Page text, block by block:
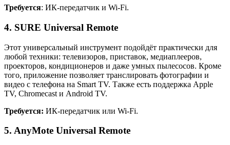
Требуется: ИК-передатчик и Wi-Fi.
4. SURE Universal Remote
Этот универсальный инструмент подойдёт практически для
любой техники: телевизоров, приставок, медиаплееров,
проекторов, кондиционеров и даже умных пылесосов. Кроме
того, приложение позволяет транслировать фотографии и
видео с телефона на Smart TV. Также есть поддержка Apple
TV, Chromecast и Android TV.
Требуется: ИК-передатчик или Wi-Fi.
5. AnyMote Universal Remote